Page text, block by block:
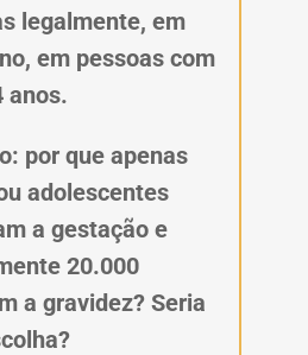
legalmente, em
em pessoas com
anos.
por que apenas
adolescentes
a gestação e
20.000
a gravidez? Seria